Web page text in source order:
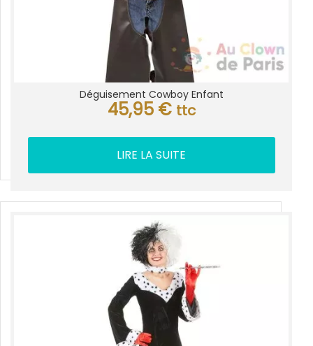
Déguisement Cowboy Enfant
45,95 € ttc
LIRE LA SUITE